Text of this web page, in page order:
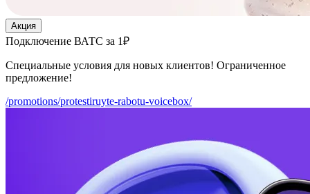
Акция
Подключение ВАТС за 1₽
Специальные условия для новых клиентов! Ограниченное
предложение!
/promotions/protestiruyte-rabotu-voicebox/